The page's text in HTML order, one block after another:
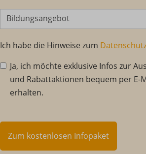
Ich habe die Hinweise zum
Ja, ich möchte exklusive Infos zur
und Rabattaktionen bequem per E-
erhalten.
Zum kostenlosen Infopaket